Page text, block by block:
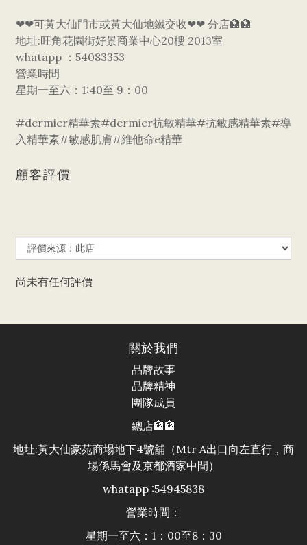
❤❤可黃大仙門市或黃大仙地鐵交收❤❤ 分店🏦🏦
地址:旺角花園街好景商業中心20樓 2013室
whatapp ：54083353
營業時間
星期一至六：1:40至 9：00
#dermier精華素#dermier抗敏精華#抗敏感精華素#導
入精華素#敏感肌膚#維他命e精華
顧客評價
尚未有任何評價
關於我們
品牌故事
品牌精神
團隊成員
總店🏦🏦
地址:黃大仙豪苑商場地下4號舖（Mtr A出口向左直行，商
場係馬會及京都酒家中間）
whatapp :54945838
營業時間：
星期一至六：1：00至8：30